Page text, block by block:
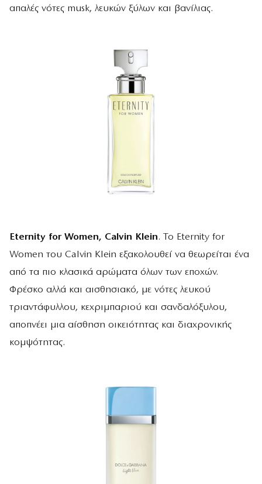
απαλές νότες musk, λευκών ξύλων και βανίλιας.
Eternity for Women, Calvin Klein. Το Eternity for
Women του Calvin Klein εξακολουθεί να θεωρείται ένα
από τα πιο κλασικά αρώματα όλων των εποχών.
Φρέσκο αλλά και αισθησιακό, με νότες λευκού
τριαντάφυλλου, κεχριμπαριού και σανδαλόξυλου,
αποπνέει μια αίσθηση οικειότητας και διαχρονικής
κομψότητας.